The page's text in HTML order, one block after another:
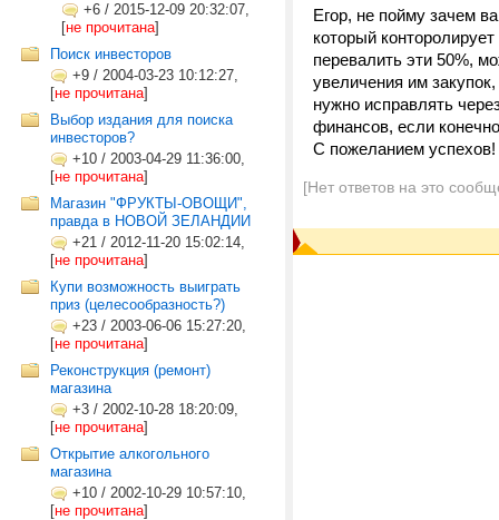
+6 / 2015-12-09 20:32:07,
[не прочитана]
Поиск инвесторов
+9 / 2004-03-23 10:12:27,
[не прочитана]
Выбор издания для поиска
инвесторов?
+10 / 2003-04-29 11:36:00,
[не прочитана]
Магазин "ФРУКТЫ-ОВОЩИ",
правда в НОВОЙ ЗЕЛАНДИИ
+21 / 2012-11-20 15:02:14,
[не прочитана]
Купи возможность выиграть
приз (целесообразность?)
+23 / 2003-06-06 15:27:20,
[не прочитана]
Реконструкция (ремонт)
магазина
+3 / 2002-10-28 18:20:09,
[не прочитана]
Открытие алкогольного
магазина
+10 / 2002-10-29 10:57:10,
[не прочитана]
Егор, не пойму зачем
который
перевалить эти 50%,
увеличения им
нужно исправлять
финансов, если
С пожеланием успехов!
[Нет ответов на это